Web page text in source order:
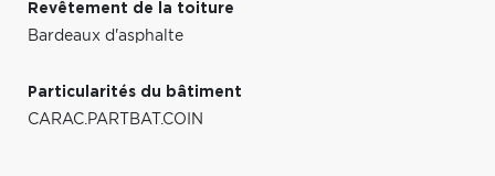
Revêtement de la toiture
Bardeaux d'asphalte
Particularités du bâtiment
CARAC.PARTBAT.COIN